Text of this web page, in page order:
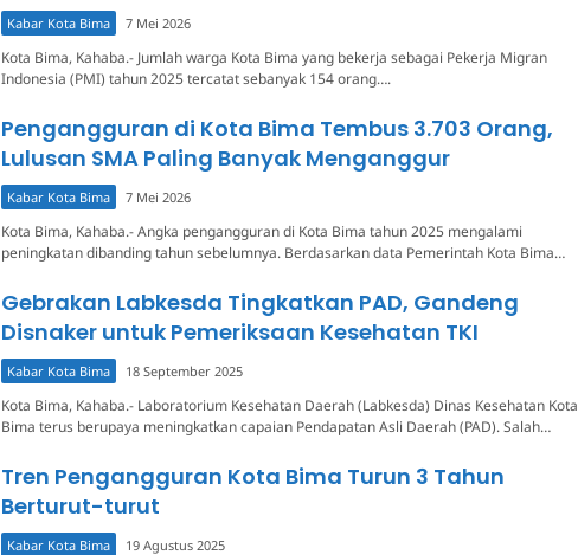
Kabar Kota Bima 7 Mei 2026
Kota Bima, Kahaba.- Jumlah warga Kota Bima yang bekerja sebagai Pekerja Migran
Indonesia (PMI) tahun 2025 tercatat sebanyak 154 orang….
Pengangguran di Kota Bima Tembus 3.703 Orang,
Lulusan SMA Paling Banyak Menganggur
Kabar Kota Bima 7 Mei 2026
Kota Bima, Kahaba.- Angka pengangguran di Kota Bima tahun 2025 mengalami
peningkatan dibanding tahun sebelumnya. Berdasarkan data Pemerintah Kota Bima…
Gebrakan Labkesda Tingkatkan PAD, Gandeng
Disnaker untuk Pemeriksaan Kesehatan TKI
Kabar Kota Bima 18 September 2025
Kota Bima, Kahaba.- Laboratorium Kesehatan Daerah (Labkesda) Dinas Kesehatan Kota
Bima terus berupaya meningkatkan capaian Pendapatan Asli Daerah (PAD). Salah…
Tren Pengangguran Kota Bima Turun 3 Tahun
Berturut-turut
Kabar Kota Bima 19 Agustus 2025